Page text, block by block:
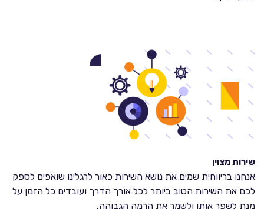
שירות מצוין
אנחנו בריווחית שמים את נושא השירות כאור לרגלינו שואפים לספק
לכם את השירות הטוב ביותר לכל אורך הדרך ועובדים כל הזמן על
מנת לשפר אותו ולשמר את הרמה הגבוהה.